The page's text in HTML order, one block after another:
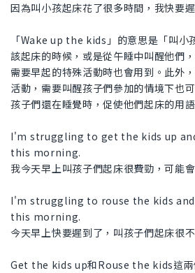
因為叫小孩起床花了很多時間，我快要遲
「Wake up the kids」的意思是「叫小
該起床的時候，或是從午睡中叫醒他們
需要早起的特殊活動時也會用到。此外
活動，需要叫醒孩子們參加的情境下也
孩子們還在睡覺時，促使他們起床的用語
I'm struggling to get the kids up
this morning.
我今天早上叫孩子們起床很費勁，可能會
I'm struggling to rouse the kids
this morning.
今天早上快要遲到了，叫孩子們起床很不
Get the kids up和Rouse the kids這兩